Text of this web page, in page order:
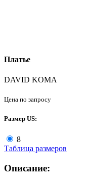
Платье
DAVID KOMA
Цена по запросу
Размер US:
8
Таблица размеров
Описание: